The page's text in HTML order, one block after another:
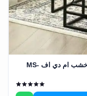
ترابيزة سفرة ستيل دهان الكتروستاتيك و خشب ام دي اف MS-